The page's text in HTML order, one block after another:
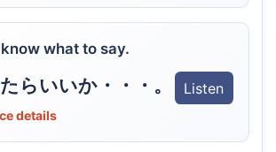
what to say.
らいいか・・・。 Listen
details